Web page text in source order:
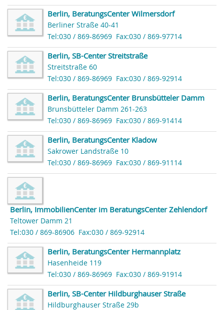
Berlin, BeratungsCenter Wilmersdorf
Berliner Straße 40-41
Tel:030 / 869-86969 Fax:030 / 869-97714
Berlin, SB-Center Streitstraße
Streitstraße 60
Tel:030 / 869-86969 Fax:030 / 869-92914
Berlin, BeratungsCenter Brunsbütteler Damm
Brunsbütteler Damm 261-263
Tel:030 / 869-86969 Fax:030 / 869-91414
Berlin, BeratungsCenter Kladow
Sakrower Landstraße 10
Tel:030 / 869-86969 Fax:030 / 869-91114
Berlin, ImmobilienCenter im BeratungsCenter Zehlendorf
Teltower Damm 21
Tel:030 / 869-86906 Fax:030 / 869-92914
Berlin, BeratungsCenter Hermannplatz
Hasenheide 119
Tel:030 / 869-86969 Fax:030 / 869-91914
Berlin, SB-Center Hildburghauser Straße
Hildburghauser Straße 29b